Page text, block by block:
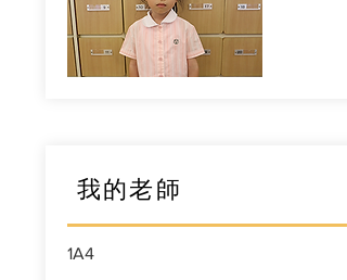
我的老師
1A4